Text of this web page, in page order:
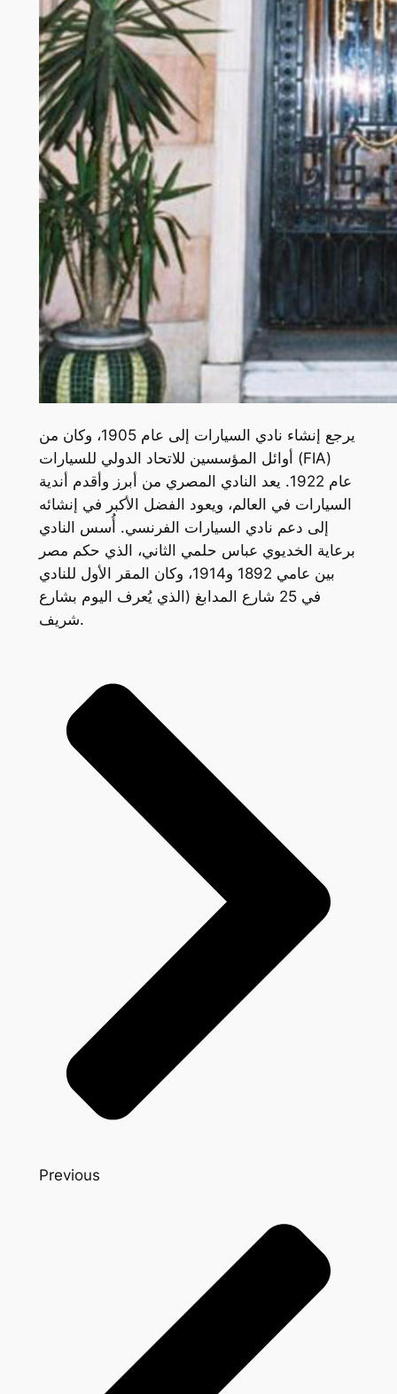
يرجع إنشاء نادي السيارات إلى عام 1905، وكان من
أوائل المؤسسين للاتحاد الدولي للسيارات (FIA)
عام 1922. يعد النادي المصري من أبرز وأقدم أندية
السيارات في العالم، ويعود الفضل الأكبر في إنشائه
إلى دعم نادي السيارات الفرنسي. أُسس النادي
برعاية الخديوي عباس حلمي الثاني، الذي حكم مصر
بين عامي 1892 و1914، وكان المقر الأول للنادي
في 25 شارع المدابغ (الذي يُعرف اليوم بشارع
شريف.
Previous